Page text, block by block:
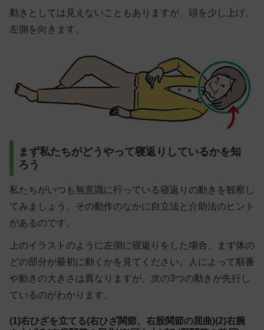
動きとしては見えないこともありますが、頭を少し上げ、
左側を向きます。
まず私たちがどうやって寝返りしているかを知
ろう
私たちがいつも無意識に行っている寝返りの動きを観察し
てみましょう。その動作のなかに自立法と介助法のヒント
があるのです。
上のイラストのように左側に寝返りをした場合、まず体の
どの部分が最初に動くかを見てください。人によって順番
や動きの大きさは異なりますが、次の3つの動きが先行し
ているのがわかります。
(1)右ひざを立てる(右ひざ関節、右股関節の屈曲)(2)右腕